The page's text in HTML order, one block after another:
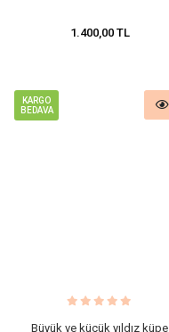
1.400,00 TL
KARGO
BEDAVA
Büyük ve küçük yıldız küpe